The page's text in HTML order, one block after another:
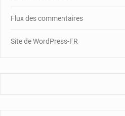
Flux des commentaires
Site de WordPress-FR